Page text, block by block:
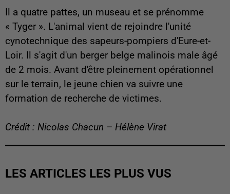
Il a quatre pattes, un museau et se prénomme
« Tyger ». L'animal vient de rejoindre l'unité
cynotechnique des sapeurs-pompiers d'Eure-et-
Loir. Il s'agit d'un berger belge malinois male âgé
de 2 mois. Avant d'être pleinement opérationnel
sur le terrain, le jeune chien va suivre une
formation de recherche de victimes.
Crédit : Nicolas Chacun – Hélène Virat
LES ARTICLES LES PLUS VUS